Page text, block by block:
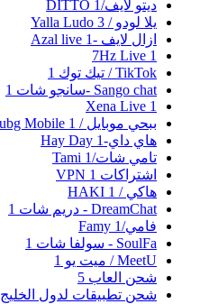
ديتو لايف/DITTO1
يلا لودو / Yalla Ludo 3
ازال لايف -Azal live1
7Hz Live 1
TikTok / تيك توك
1
Sango chat -سانجو شات
1
Xena Live 1
ببحي موبايل / Pubg Mobile 1
هاي داي-Hay Day1
تامي شات/Tami1
اشتراكات VPN 1
هاكي / HAKI 1
DreamChat - دريم شات
1
فامي/Famy1
SoulFa - سولفا شات
1
MeetU / ميت يو
1
شحن العاب 5
شحن تطبيقات لدول الخليج